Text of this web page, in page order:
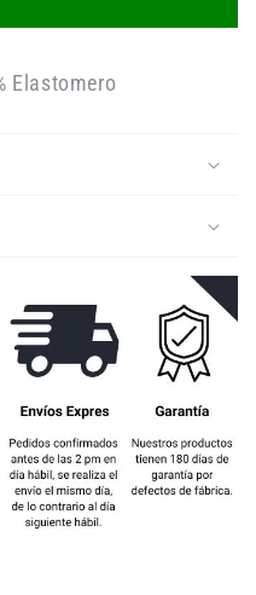
Elastomero